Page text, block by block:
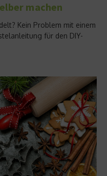
machen
Kein Problem mit einem
für den DIY-